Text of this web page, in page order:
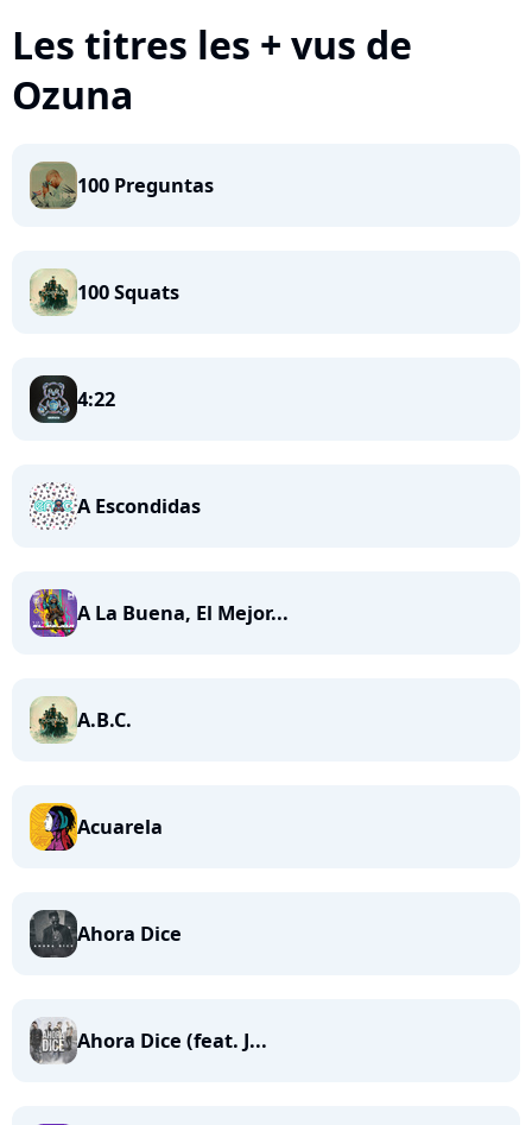
Les titres les + vus de
Ozuna
100 Preguntas
100 Squats
4:22
A Escondidas
A La Buena, El Mejor...
A.B.C.
Acuarela
Ahora Dice
Ahora Dice (feat. J...